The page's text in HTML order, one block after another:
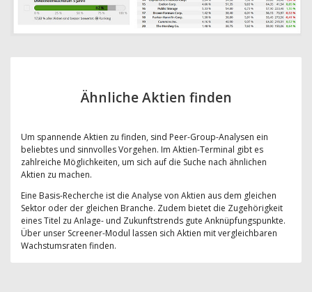
Ähnliche Aktien finden
Um spannende Aktien zu finden, sind Peer-Group-Analysen ein
beliebtes und sinnvolles Vorgehen. Im Aktien-Terminal gibt es
zahlreiche Möglichkeiten, um sich auf die Suche nach ähnlichen
Aktien zu machen.
Eine Basis-Recherche ist die Analyse von Aktien aus dem gleichen
Sektor oder der gleichen Branche. Zudem bietet die Zugehörigkeit
eines Titel zu Anlage- und Zukunftstrends gute Anknüpfungspunkte.
Über unser Screener-Modul lassen sich Aktien mit vergleichbaren
Wachstumsraten finden.